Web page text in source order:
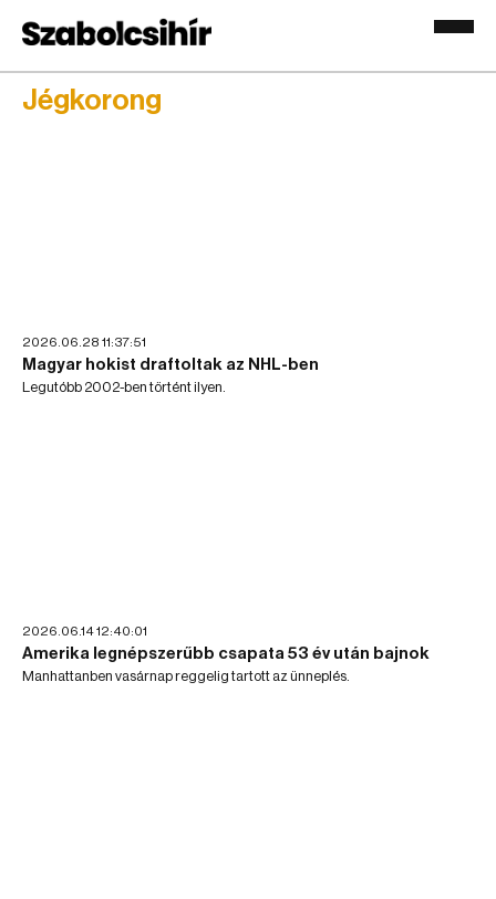
Jégkorong
2026.06.28 11:37:51
Magyar hokist draftoltak az NHL-ben
Legutóbb 2002-ben történt ilyen.
2026.06.14 12:40:01
Amerika legnépszerűbb csapata 53 év után bajnok
Manhattanben vasárnap reggelig tartott az ünneplés.